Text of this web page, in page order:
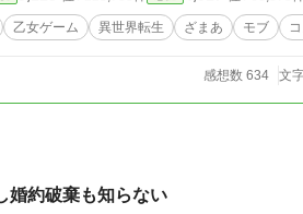
乙女ゲーム 異世界転生 ざまあ モブ
感想数 634 文
婚約破棄も知らない